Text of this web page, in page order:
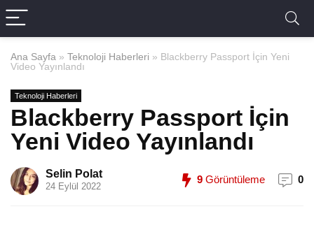
Ana Sayfa » Teknoloji Haberleri » Blackberry Passport İçin Yeni
Video Yayınlandı
Teknoloji Haberleri
Blackberry Passport İçin
Yeni Video Yayınlandı
Selin Polat
24 Eylül 2022
9 Görüntüleme 0